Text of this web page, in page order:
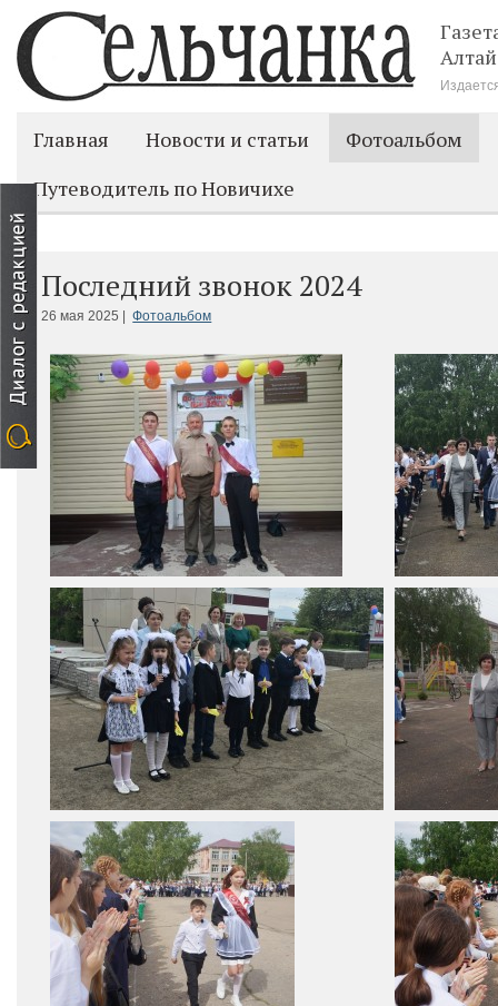
Главная Новости и статьи
Фотоальбом
Путеводитель по Новичихе
Последний звонок 2024
26 мая 2025 | Фотоальбом